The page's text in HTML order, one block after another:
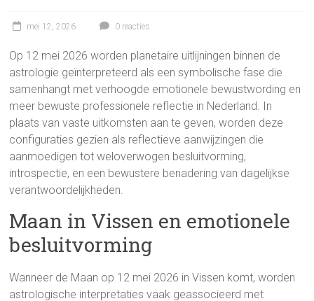
mei 12, 2026 0 reacties
Op 12 mei 2026 worden planetaire uitlijningen binnen de
astrologie geïnterpreteerd als een symbolische fase die
samenhangt met verhoogde emotionele bewustwording en
meer bewuste professionele reflectie in Nederland. In
plaats van vaste uitkomsten aan te geven, worden deze
configuraties gezien als reflectieve aanwijzingen die
aanmoedigen tot weloverwogen besluitvorming,
introspectie, en een bewustere benadering van dagelijkse
verantwoordelijkheden.
Maan in Vissen en emotionele
besluitvorming
Wanneer de Maan op 12 mei 2026 in Vissen komt, worden
astrologische interpretaties vaak geassocieerd met